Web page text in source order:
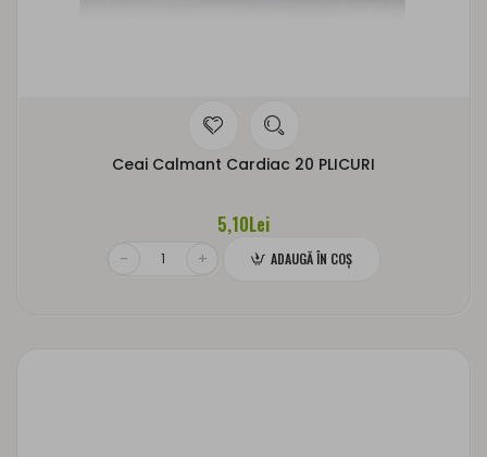
Ceai Calmant Cardiac 20 PLICURI
5,10Lei
ADAUGĂ ÎN COŞ